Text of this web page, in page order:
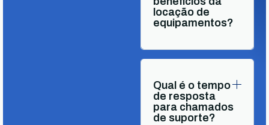
locação de
equipamentos?
Qual é o tempo
de resposta
para chamados
de suporte?